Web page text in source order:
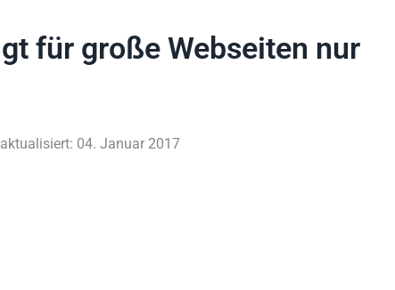
für große Webseiten nur
04. Januar 2017